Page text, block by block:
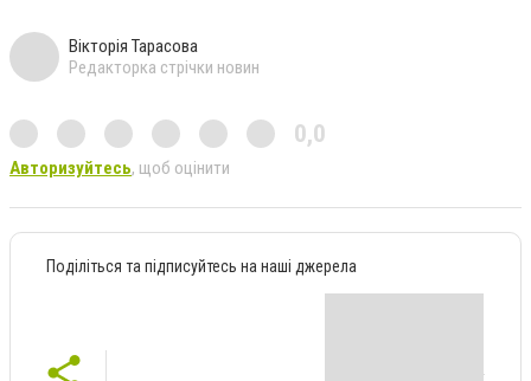
Вікторія Тарасова
Редакторка стрічки новин
0,0
Авторизуйтесь, щоб оцінити
Поділіться та підписуйтесь на наші джерела